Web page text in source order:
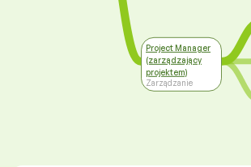
Project Manager
(zarządzający
projektem)
Zarządzanie